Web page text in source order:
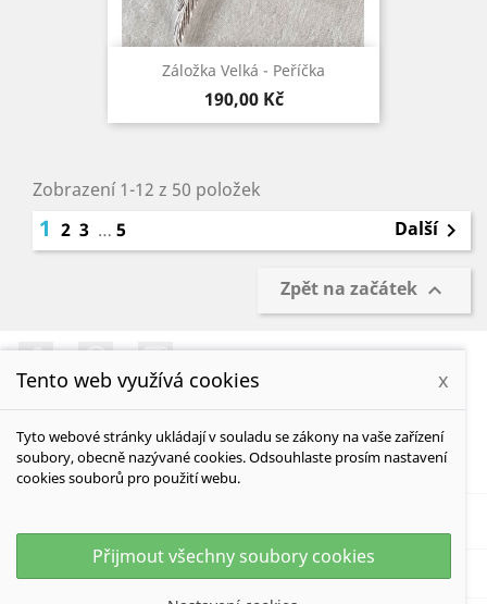
Záložka Velká - Peříčka
Cena
190,00 Kč
Zobrazení 1-12 z 50 položek
1 2 3 … 5 Další
Zpět na začátek 
FacebookPinterestInstagram
INFORMACE 
KONTAKT
Tento web využívá cookies x
Tyto webové stránky ukládají v souladu se zákony na vaše zařízení
soubory, obecně nazývané cookies. Odsouhlaste prosím nastavení
cookies souborů pro použití webu.
Přijmout všechny soubory cookies